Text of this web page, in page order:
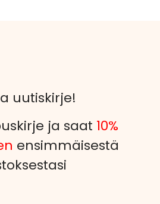
uutiskirje!
ja saat 10%
ensimmäisestä